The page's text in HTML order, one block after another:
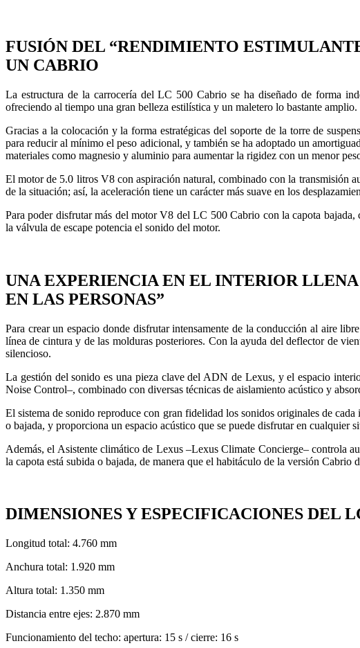
FUSIÓN DEL “RENDIMIENTO
UN CABRIO
La estructura de la carrocería del LC 500 Cabrio se ha diseñado de forma
ofreciendo al tiempo una gran belleza estilística y un maletero lo bastante amplio.
Gracias a la colocación y la forma estratégicas del soporte de la torre de
para reducir al mínimo el peso adicional, y también se ha adoptado un
materiales como magnesio y aluminio para aumentar la rigidez con un menor
El motor de 5.0 litros V8 con aspiración natural, combinado con la transmisión
de la situación; así, la aceleración tiene un carácter más suave en los
Para poder disfrutar más del motor V8 del LC 500 Cabrio con la capota bajada,
la válvula de escape potencia el sonido del motor.
UNA EXPERIENCIA EN EL INTERIOR
EN LAS PERSONAS”
Para crear un espacio donde disfrutar intensamente de la conducción al aire
línea de cintura y de las molduras posteriores. Con la ayuda del deflector de
silencioso.
La gestión del sonido es una pieza clave del ADN de Lexus, y el espacio
Noise Control–, combinado con diversas técnicas de aislamiento acústico y
El sistema de sonido reproduce con gran fidelidad los sonidos originales de
o bajada, y proporciona un espacio acústico que se puede disfrutar en cualquier
Además, el Asistente climático de Lexus –Lexus Climate Concierge– controla
la capota está subida o bajada, de manera que el habitáculo de la versión
DIMENSIONES Y ESPECIFICACIONES DEL
Longitud total: 4.760 mm
Anchura total: 1.920 mm
Altura total: 1.350 mm
Distancia entre ejes: 2.870 mm
Funcionamiento del techo: apertura: 15 s / cierre: 16 s